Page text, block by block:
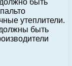
утеплители.
быть